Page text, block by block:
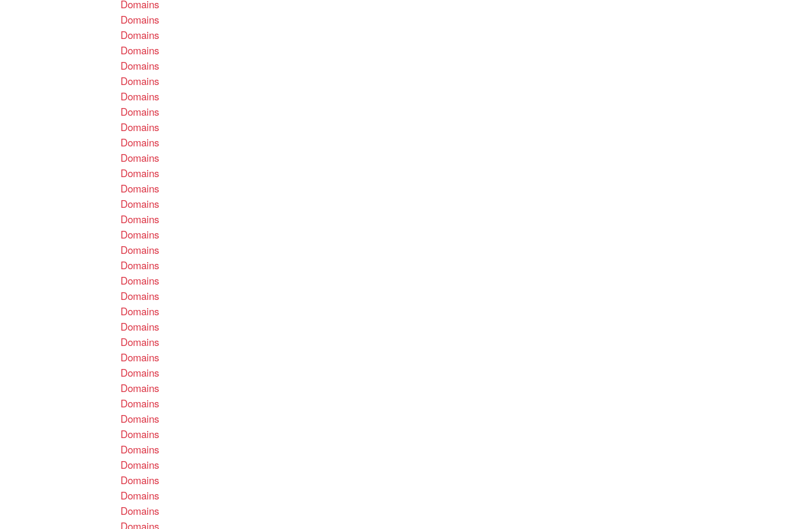
Domains
Domains
Domains
Domains
Domains
Domains
Domains
Domains
Domains
Domains
Domains
Domains
Domains
Domains
Domains
Domains
Domains
Domains
Domains
Domains
Domains
Domains
Domains
Domains
Domains
Domains
Domains
Domains
Domains
Domains
Domains
Domains
Domains
Domains
Domains